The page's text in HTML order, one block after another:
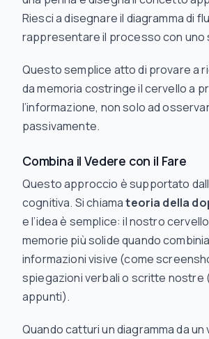
Riesci a disegnare il diagramma di
rappresentare il processo con uno
Questo semplice atto di provare a
da memoria costringe il cervello a
l’informazione, non solo ad
passivamente.
Combina il Vedere con il Fare
Questo approccio è supportato
cognitiva. Si chiamateoria della
e l’idea è semplice: il nostro
memorie più solide quando
informazioni visive (come
spiegazioni verbali o scritte nostre
appunti).
Quando catturi un diagramma da un